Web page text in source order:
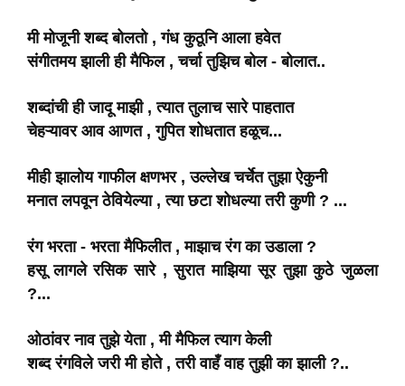
मी मोजूनी शब्द बोलतो , गंध कुठूनि आला हवेत
संगीतमय झाली ही मैफिल , चर्चा तुझिच बोल - बोलात..
शब्दांची ही जादू माझी , त्यात तुलाच सारे पाहतात
चेहऱ्यावर आव आणत , गुपित शोधतात हळूच...
मीही झालोय गाफील क्षणभर , उल्लेख चर्चेत तुझा ऐकुनी
मनात लपवून ठेवियेल्या , त्या छटा शोधल्या तरी कुणी ? ...
रंग भरता - भरता मैफिलीत , माझाच रंग का उडाला ?
हसू लागले रसिक सारे , सुरात माझिया सूर तुझा कुठे जुळला
?...
ओठांवर नाव तुझे येता , मी मैफिल त्याग केली
शब्द रंगविले जरी मी होते , तरी वाहँ वाह तुझी का झाली ?..